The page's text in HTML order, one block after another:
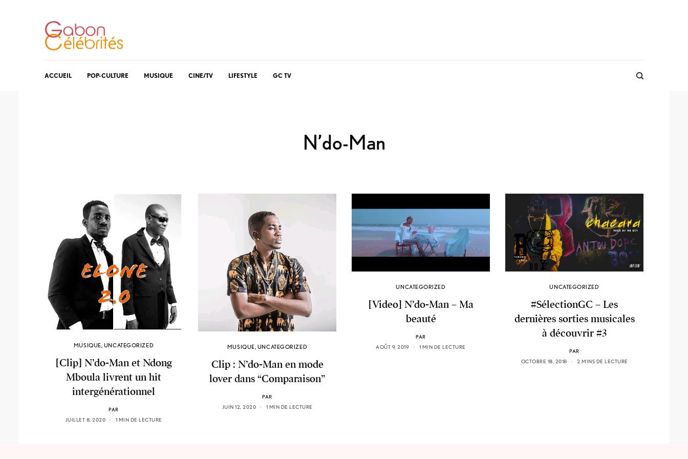
ACCUEIL POP-CULTURE MUSIQUE CINE/TV LIFESTYLE GC TV
N’do-Man
MUSIQUE, UNCATEGORIZED
[Clip] N’do-Man et Ndong
Mboula livrent un hit
intergénérationnel
PAR
JUILLET 8, 2020
1 MIN DE LECTURE
MUSIQUE, UNCATEGORIZED
Clip : N’do-Man en mode
lover dans “Comparaison”
PAR
JUIN 12, 2020
1 MIN DE LECTURE
UNCATEGORIZED
[Video] N’do-Man – Ma
beauté
PAR
AOÛT 9, 2019
1 MIN DE LECTURE
UNCATEGORIZED
#SélectionGC – Les
dernières sorties musicales
à découvrir #3
PAR
OCTOBRE 18, 2018
2 MINS DE LECTURE